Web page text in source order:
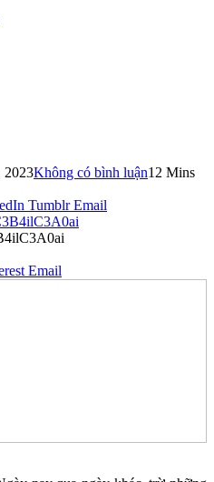
2023Không có bình luận12 Mins
Tumblr Email
Email